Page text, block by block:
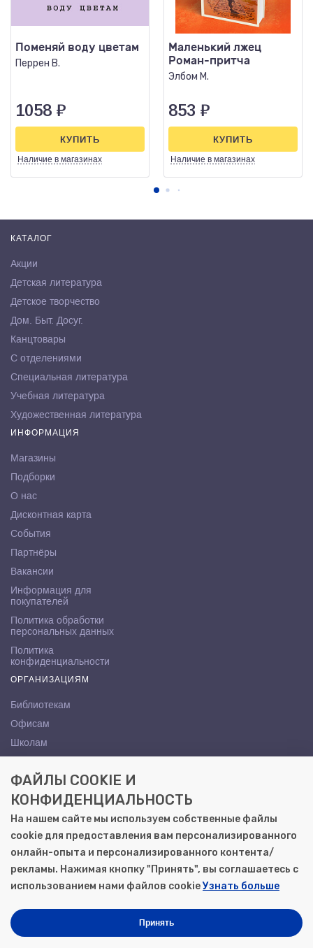
Поменяй воду цветам
Перрен В.
1058 ₽
Наличие в магазинах
КУПИТЬ
Маленький лжец
Роман-притча
Элбом М.
853 ₽
Наличие в магазинах
КУПИТЬ
КАТАЛОГ
Акции
Детская литература
Детское творчество
Дом. Быт. Досуг.
Канцтовары
С отделениями
Специальная литература
Учебная литература
Художественная литература
ИНФОРМАЦИЯ
Магазины
Подборки
О нас
Дисконтная карта
События
Партнёры
Вакансии
Информация для
покупателей
Политика обработки
персональных данных
Политика
конфиденциальности
ОРГАНИЗАЦИЯМ
Библиотекам
Офисам
Школам
КОНТАКТЫ
Саратов, ул. Осипова, 10А
+7 (8452) 72-65-65
gemera@moya-kniga.ru
Моя книга | Сеть книжных магазинов в Саратове
ФАЙЛЫ COOKIE И
КОНФИДЕНЦИАЛЬНОСТЬ
На нашем сайте мы используем собственные файлы
cookie для предоставления вам персонализированного
онлайн-опыта и персонализированного контента/
рекламы. Нажимая кнопку "Принять", вы соглашаетесь с
использованием нами файлов cookieУзнать больше
Принять